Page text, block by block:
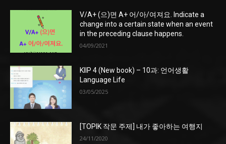
V/A+ (으)면 A+ 어/아/여져요. Indicate a
change into a certain state when an event
in the preceding clause happens.
04/09/2021
KIIP 4 (New book) – 10과: 언어생활
Language Life
03/05/2025
[TOPIK 작문 주제] 내가 좋아하는 여행지
24/11/2020